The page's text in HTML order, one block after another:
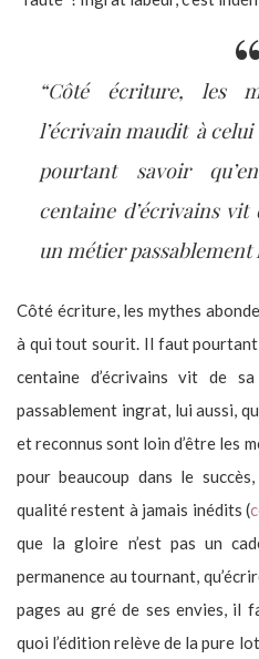
“Côté écriture, les
l’écrivain maudit à
pourtant savoir
centaine d’écrivains vit
un métier passablement
Côté écriture, les mythes
à qui tout sourit. Il faut pourtant
centaine d’écrivains vit de
passablement ingrat, lui aussi,
et reconnus sont loin d’être les
pour beaucoup dans le
qualité restent à jamais inédits (
que la gloire n’est pas un
permanence au tournant,
pages au gré de ses envies, il
quoi l’édition relève de la pure